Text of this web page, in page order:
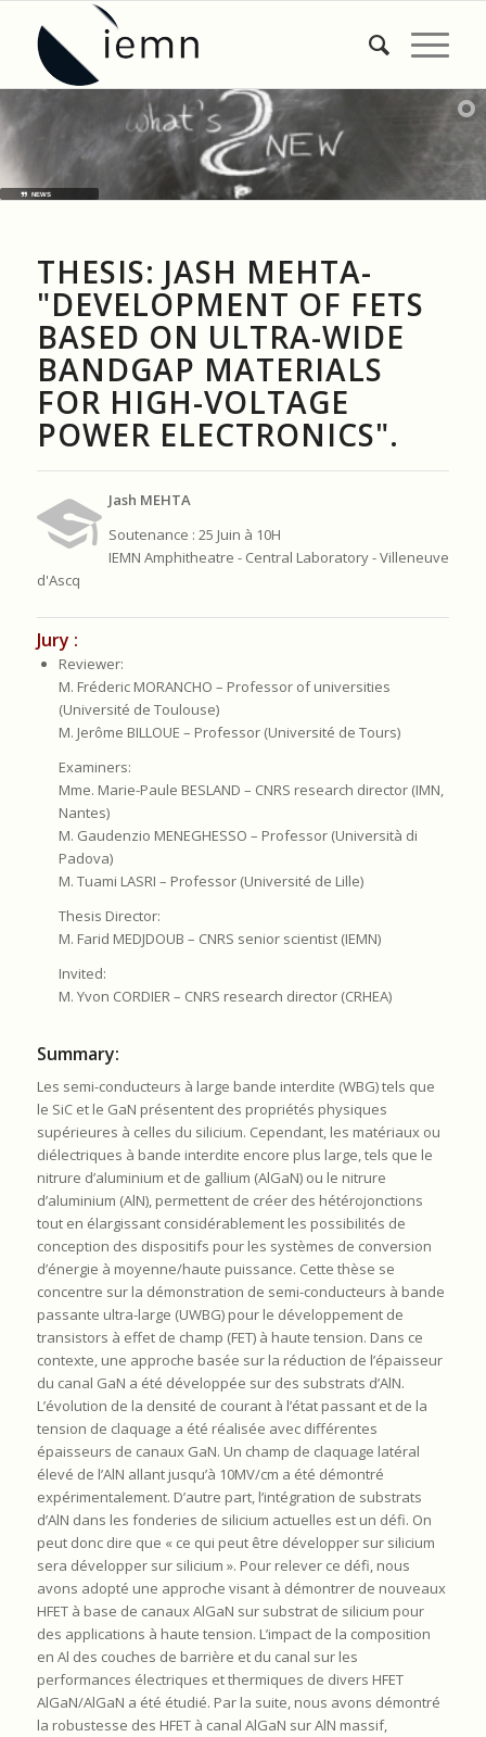
NEWS
THESIS: JASH MEHTA-
"DEVELOPMENT OF FETS
BASED ON ULTRA-WIDE
BANDGAP MATERIALS
FOR HIGH-VOLTAGE
POWER ELECTRONICS".
Jash MEHTA
Soutenance : 25 Juin à 10H
IEMN Amphitheatre - Central Laboratory - Villeneuve
d'Ascq
Jury :
Reviewer:
M. Fréderic MORANCHO – Professor of universities
(Université de Toulouse)
M. Jerôme BILLOUE – Professor (Université de Tours)
Examiners:
Mme. Marie-Paule BESLAND – CNRS research director (IMN,
Nantes)
M. Gaudenzio MENEGHESSO – Professor (Università di
Padova)
M. Tuami LASRI – Professor (Université de Lille)
Thesis Director:
M. Farid MEDJDOUB – CNRS senior scientist (IEMN)
Invited:
M. Yvon CORDIER – CNRS research director (CRHEA)
Summary:
Les semi-conducteurs à large bande interdite (WBG) tels que
le SiC et le GaN présentent des propriétés physiques
supérieures à celles du silicium. Cependant, les matériaux ou
diélectriques à bande interdite encore plus large, tels que le
nitrure d’aluminium et de gallium (AlGaN) ou le nitrure
d’aluminium (AlN), permettent de créer des hétérojonctions
tout en élargissant considérablement les possibilités de
conception des dispositifs pour les systèmes de conversion
d’énergie à moyenne/haute puissance. Cette thèse se
concentre sur la démonstration de semi-conducteurs à bande
passante ultra-large (UWBG) pour le développement de
transistors à effet de champ (FET) à haute tension. Dans ce
contexte, une approche basée sur la réduction de l’épaisseur
du canal GaN a été développée sur des substrats d’AlN.
L’évolution de la densité de courant à l’état passant et de la
tension de claquage a été réalisée avec différentes
épaisseurs de canaux GaN. Un champ de claquage latéral
élevé de l’AlN allant jusqu’à 10MV/cm a été démontré
expérimentalement. D’autre part, l’intégration de substrats
d’AlN dans les fonderies de silicium actuelles est un défi. On
peut donc dire que « ce qui peut être développer sur silicium
sera développer sur silicium ». Pour relever ce défi, nous
avons adopté une approche visant à démontrer de nouveaux
HFET à base de canaux AlGaN sur substrat de silicium pour
des applications à haute tension. L’impact de la composition
en Al des couches de barrière et du canal sur les
performances électriques et thermiques de divers HFET
AlGaN/AlGaN a été étudié. Par la suite, nous avons démontré
la robustesse des HFET à canal AlGaN sur AlN massif,